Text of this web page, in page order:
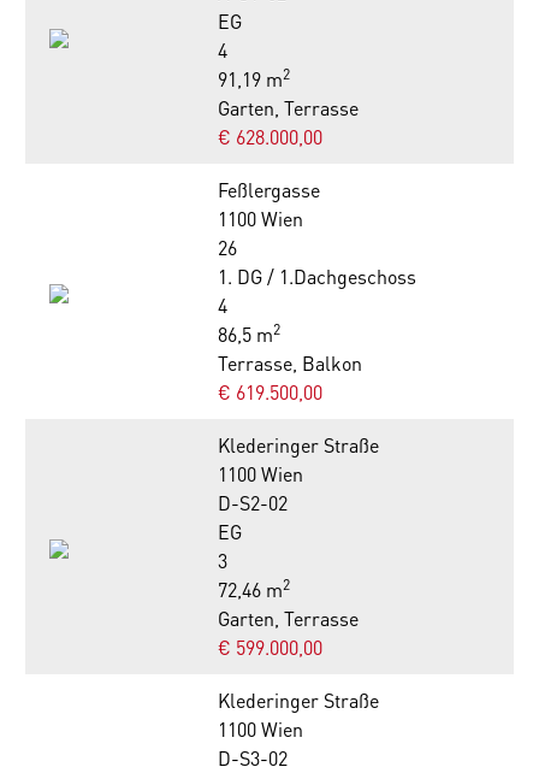
EG
4
91,19 m2
Garten, Terrasse
€ 628.000,00
Feßlergasse
1100 Wien
26
1. DG / 1.Dachgeschoss
4
86,5 m2
Terrasse, Balkon
€ 619.500,00
Klederinger Straße
1100 Wien
D-S2-02
EG
3
72,46 m2
Garten, Terrasse
€ 599.000,00
Klederinger Straße
1100 Wien
D-S3-02